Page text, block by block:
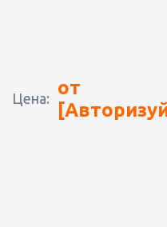
Цена:
от